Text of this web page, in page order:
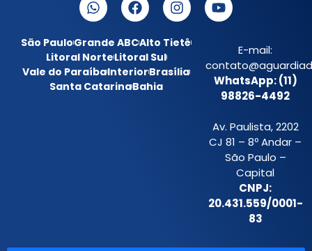
São PauloGrande ABCAlto Tietê
Litoral NorteLitoral Sul
Vale do ParaíbaInteriorBrasília
Santa CatarinaBahia
E-mail:
WhatsApp: (11)
98826-4492
Av. Paulista, 2202
CJ 81 – 8º Andar –
São Paulo –
Capital
CNPJ:
20.431.559/0001-
83